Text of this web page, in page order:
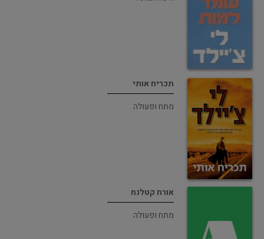
תכריח אותי
מתח ופעולה
אורח קטלנח
מתח ופעולה